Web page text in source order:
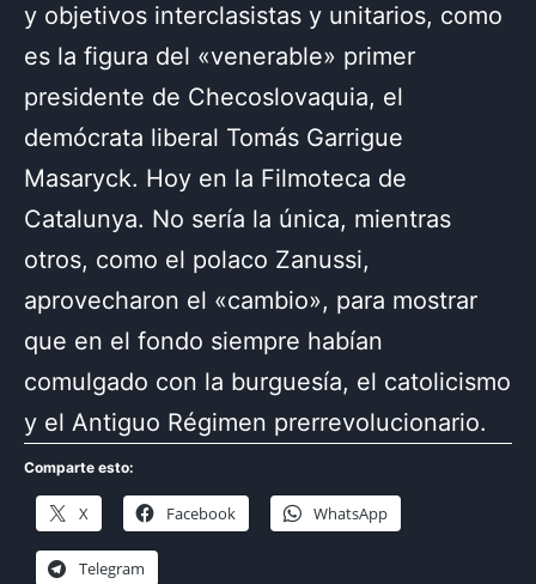
y objetivos interclasistas y unitarios, como
es la figura del «venerable» primer
presidente de Checoslovaquia, el
demócrata liberal Tomás Garrigue
Masaryck. Hoy en la Filmoteca de
Catalunya. No sería la única, mientras
otros, como el polaco Zanussi,
aprovecharon el «cambio», para mostrar
que en el fondo siempre habían
comulgado con la burguesía, el catolicismo
y el Antiguo Régimen prerrevolucionario.
Comparte esto:
X Facebook WhatsApp
Telegram